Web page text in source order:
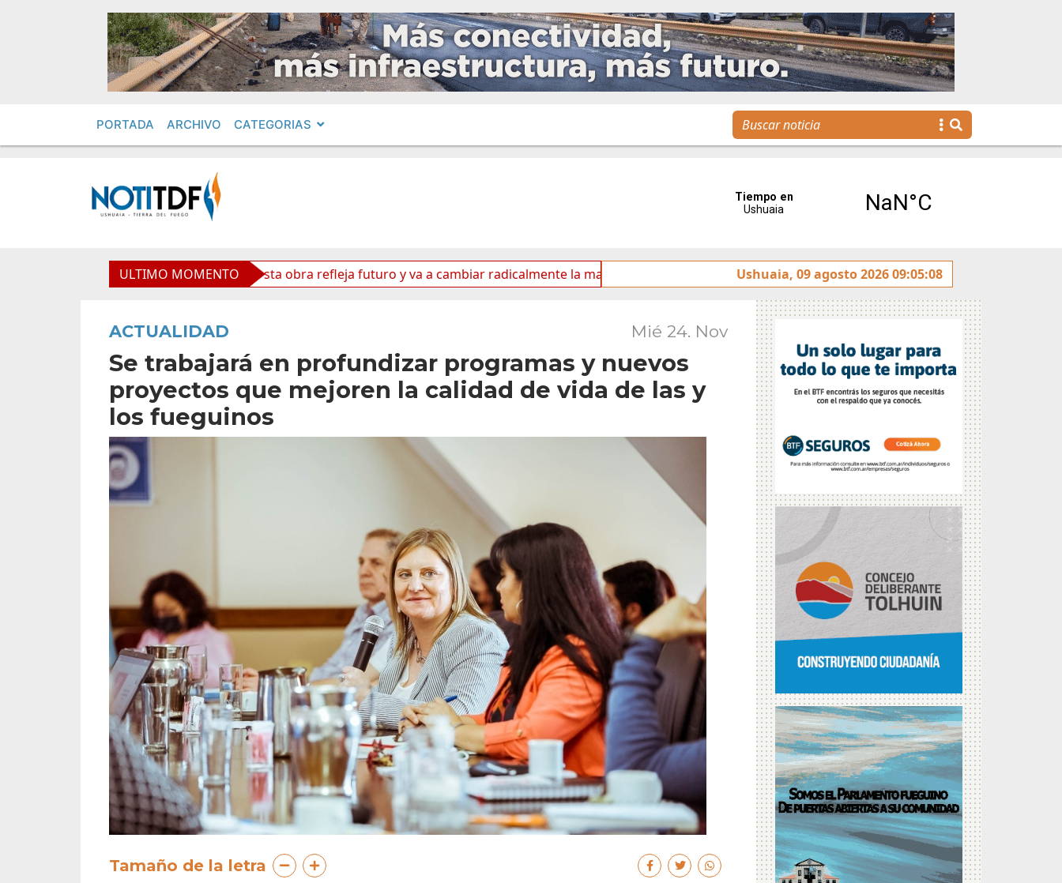
PORTADA ARCHIVO CATEGORIAS
ULTIMO MOMENTO
Vuoto: “Esta obra refleja futuro y va a cambiar radicalmente la matriz energética de Ushuaia” La voz de Tolhuin llegó al Congreso de la Nación a
Ushuaia, 09 agosto 2026 09:05:08
ACTUALIDAD Mié 24. Nov
Se trabajará en profundizar programas y nuevos
proyectos que mejoren la calidad de vida de las y
los fueguinos
Tamaño de la letra